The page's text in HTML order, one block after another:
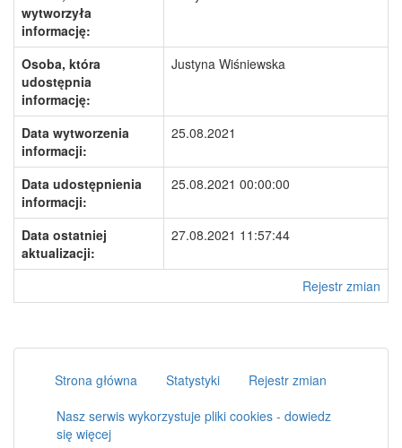
wytworzyła
informację:
Osoba, która
udostępnia
informację:
Justyna Wiśniewska
Data wytworzenia
informacji:
25.08.2021
Data udostępnienia
informacji:
25.08.2021 00:00:00
Data ostatniej
aktualizacji:
27.08.2021 11:57:44
Rejestr zmian
Strona główna Statystyki
Rejestr zmian
Nasz serwis wykorzystuje pliki cookies - dowiedz
się więcej